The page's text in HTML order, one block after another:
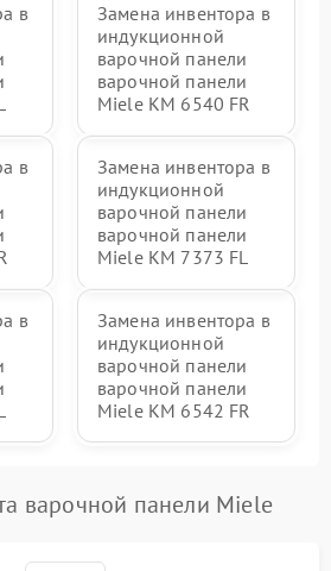
в
Замена инвентора в
индукционной
варочной панели
варочной панели
Miele KM 6540 FR
в
Замена инвентора в
индукционной
варочной панели
варочной панели
Miele KM 7373 FL
в
Замена инвентора в
индукционной
варочной панели
варочной панели
Miele KM 6542 FR
варочной панели Miele